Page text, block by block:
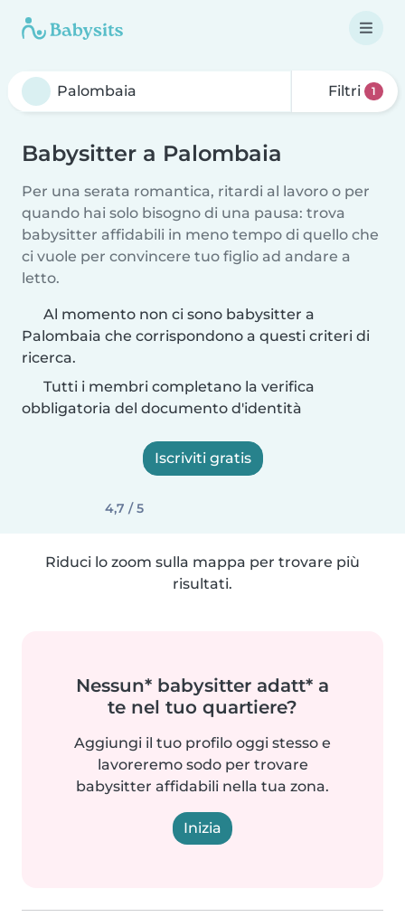
Filtri 1
Babysitter a Palombaia
Per una serata romantica, ritardi al lavoro o per
quando hai solo bisogno di una pausa: trova
babysitter affidabili in meno tempo di quello che
ci vuole per convincere tuo figlio ad andare a
letto.
Al momento non ci sono babysitter a
Palombaia che corrispondono a questi criteri di
ricerca.
Tutti i membri completano la verifica
obbligatoria del documento d'identità
Iscriviti gratis
4,7 / 5
Riduci lo zoom sulla mappa per trovare più
risultati.
Nessun* babysitter adatt* a
te nel tuo quartiere?
Aggiungi il tuo profilo oggi stesso e
lavoreremo sodo per trovare
babysitter affidabili nella tua zona.
Inizia